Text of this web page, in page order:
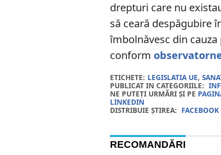
drepturi care nu
să ceară despăgubire
îmbolnăvesc din
conform
ETICHETE: LEGISLATIA UE,
PUBLICAT IN CATEGORIILE:
NE PUTEȚI URMĂRI ȘI PE
LINKEDIN
DISTRIBUIE ȘTIREA: FACEBOOK
RECOMANDĂRI